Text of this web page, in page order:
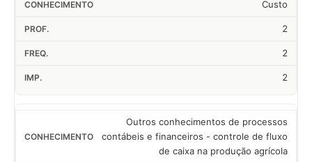
Custo
2
2
2
Outros conhecimentos de processos
contábeis e financeiros - controle de fluxo
de caixa na produção agrícola